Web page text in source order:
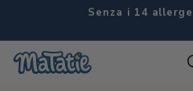
contenuto
Consegna gratuita presso
M